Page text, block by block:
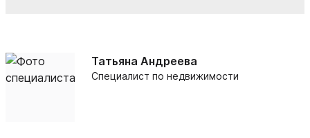
Татьяна Андреева
Специалист по недвижимости